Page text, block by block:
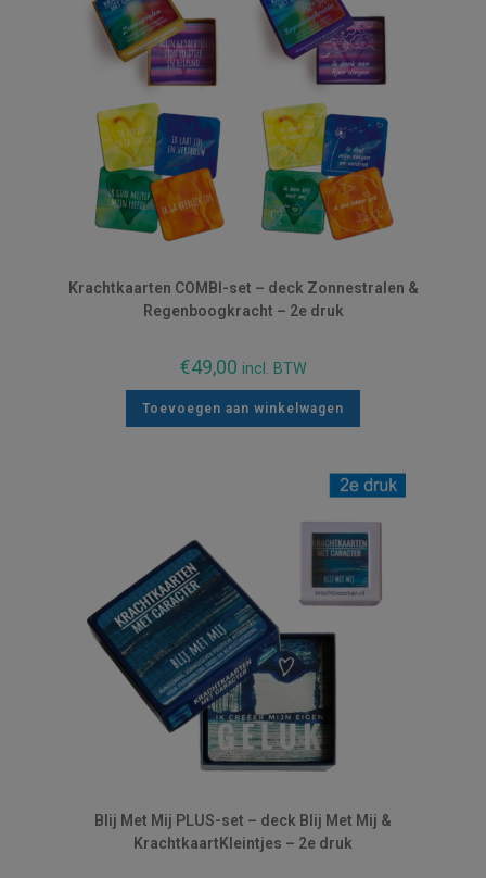
Krachtkaarten COMBI-set – deck Zonnestralen &
Regenboogkracht – 2e druk
€49,00 incl. BTW
Toevoegen aan winkelwagen
Blij Met Mij PLUS-set – deck Blij Met Mij &
KrachtkaartKleintjes – 2e druk